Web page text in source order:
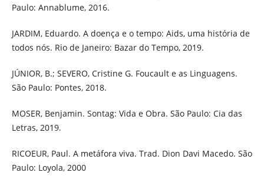
Paulo: Annablume, 2016.
JARDIM, Eduardo. A doença e o tempo: Aids, uma história de
todos nós. Rio de Janeiro: Bazar do Tempo, 2019.
JÚNIOR, B.; SEVERO, Cristine G. Foucault e as Linguagens.
São Paulo: Pontes, 2018.
MOSER, Benjamin. Sontag: Vida e Obra. São Paulo: Cia das
Letras, 2019.
RICOEUR, Paul. A metáfora viva. Trad. Dion Davi Macedo. São
Paulo: Loyola, 2000